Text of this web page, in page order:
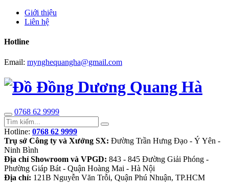
Giới thiệu
Liên hệ
Hotline
Email: mynghequangha@gmail.com
0768 62 9999
Hotline: 0768 62 9999
Trụ sở Công ty và Xưởng SX: Đường Trần Hưng Đạo - Ý Yên -
Ninh Bình
Địa chỉ Showroom và VPGD: 843 - 845 Đường Giải Phóng -
Phường Giáp Bát - Quận Hoàng Mai - Hà Nội
Địa chỉ: 121B Nguyễn Văn Trỗi, Quận Phú Nhuận, TP.HCM